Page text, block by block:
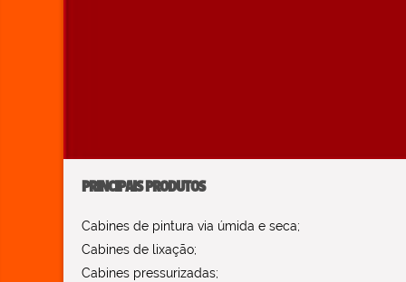
PRINCIPAIS PRODUTOS
Cabines de pintura via úmida e seca;
Cabines de lixação;
Cabines pressurizadas;